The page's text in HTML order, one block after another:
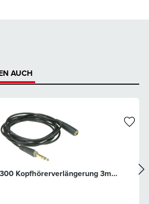
AUCH
Kopfhörerverlängerung 3m